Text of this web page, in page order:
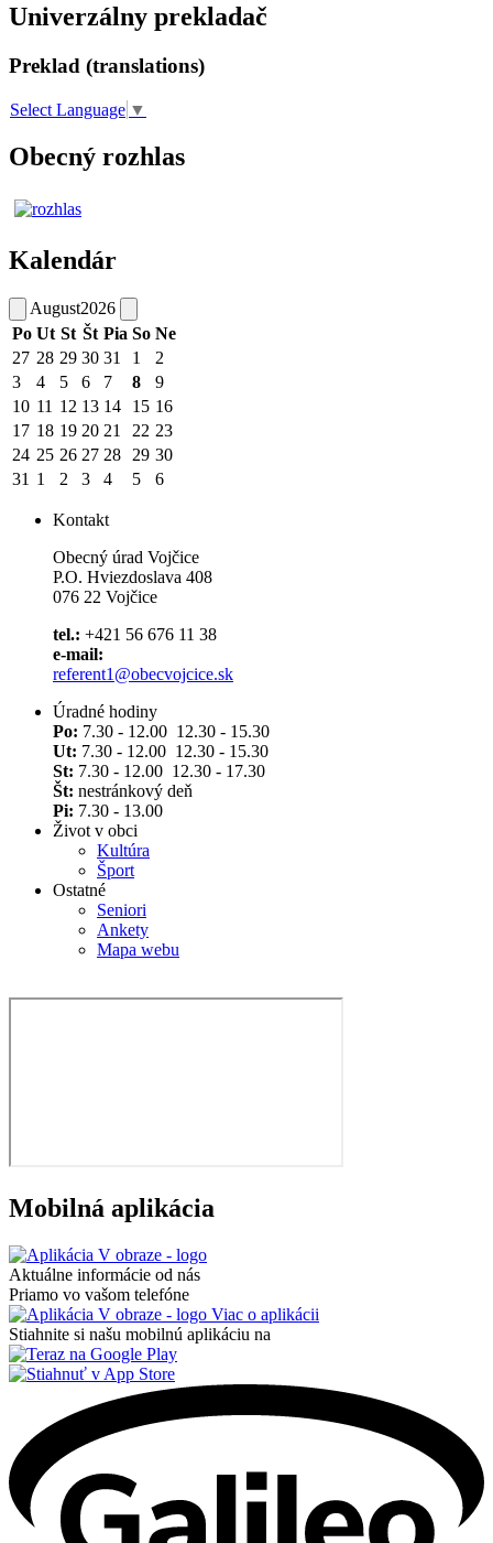
Univerzálny prekladač
Preklad (translations)
Select Language ▼
Obecný rozhlas
Kalendár
August2026
Po Ut St Št Pia So Ne
27 28 29 30 31 1
2
3
4 5 6 7 8
9
10 11 12 13 14 15 16
17 18 19 20 21 22 23
24 25 26 27 28 29 30
31 1 2 3 4 5 6
Kontakt
Obecný úrad Vojčice
P.O. Hviezdoslava 408
076 22 Vojčice
tel.: +421 56 676 11 38
e-mail:
referent1@obecvojcice.sk
Úradné hodiny
Po: 7.30 - 12.00 12.30 - 15.30
Ut: 7.30 - 12.00 12.30 - 15.30
St: 7.30 - 12.00 12.30 - 17.30
Št: nestránkový deň
Pi: 7.30 - 13.00
Život v obci
Kultúra
Šport
Ostatné
Seniori
Ankety
Mapa webu
Mobilná aplikácia
Aktuálne informácie od nás
Priamo vo vašom telefóne
Viac o aplikácii
Stiahnite si našu mobilnú aplikáciu na